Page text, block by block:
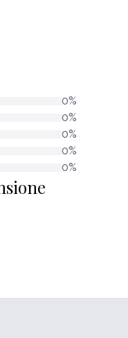
0%
0%
0%
0%
0%